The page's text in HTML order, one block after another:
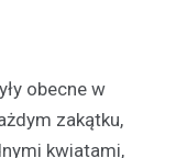
obecne w
zakątku,
kwiatami,